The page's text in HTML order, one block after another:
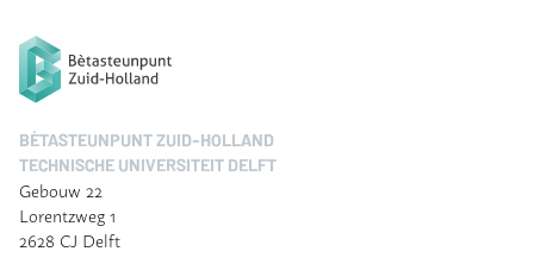
BÈTASTEUNPUNT ZUID-HOLLAND
TECHNISCHE UNIVERSITEIT DELFT
Gebouw 22
Lorentzweg 1
2628 CJ Delft